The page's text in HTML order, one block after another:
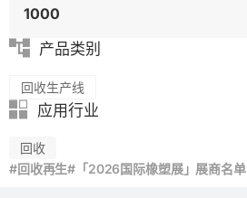
1000
产品类别
回收生产线
应用行业
回收
#回收再生#「2026国际橡塑展」展商名单